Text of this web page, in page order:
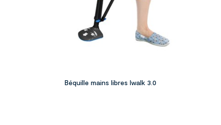
Béquille mains libres Iwalk 3.0